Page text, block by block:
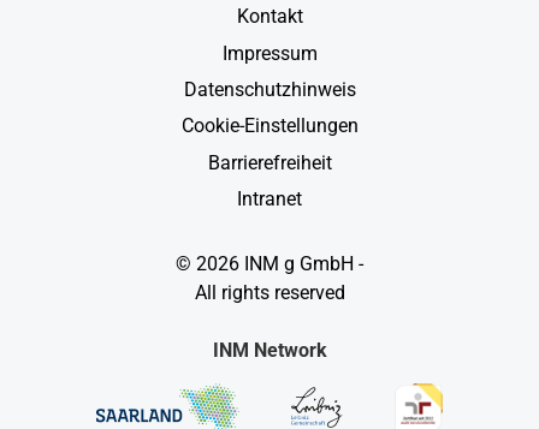
Kontakt
Impressum
Datenschutzhinweis
Cookie-Einstellungen
Barrierefreiheit
Intranet
© 2026 INM g GmbH -
All rights reserved
INM Network